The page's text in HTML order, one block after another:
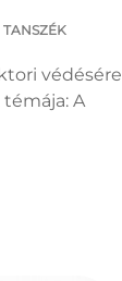
védésére
A